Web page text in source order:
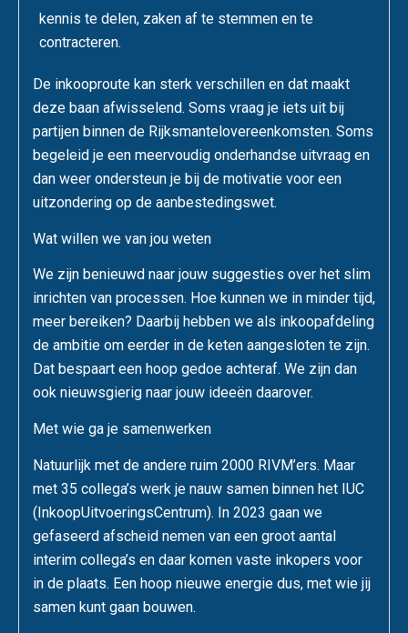
kennis te delen, zaken af te stemmen en te
contracteren.
De inkooproute kan sterk verschillen en dat maakt
deze baan afwisselend. Soms vraag je iets uit bij
partijen binnen de Rijksmantelovereenkomsten. Soms
begeleid je een meervoudig onderhandse uitvraag en
dan weer ondersteun je bij de motivatie voor een
uitzondering op de aanbestedingswet.
Wat willen we van jou weten
We zijn benieuwd naar jouw suggesties over het slim
inrichten van processen. Hoe kunnen we in minder tijd,
meer bereiken? Daarbij hebben we als inkoopafdeling
de ambitie om eerder in de keten aangesloten te zijn.
Dat bespaart een hoop gedoe achteraf. We zijn dan
ook nieuwsgierig naar jouw ideeën daarover.
Met wie ga je samenwerken
Natuurlijk met de andere ruim 2000 RIVM’ers. Maar
met 35 collega’s werk je nauw samen binnen het IUC
(InkoopUitvoeringsCentrum). In 2023 gaan we
gefaseerd afscheid nemen van een groot aantal
interim collega’s en daar komen vaste inkopers voor
in de plaats. Een hoop nieuwe energie dus, met wie jij
samen kunt gaan bouwen.